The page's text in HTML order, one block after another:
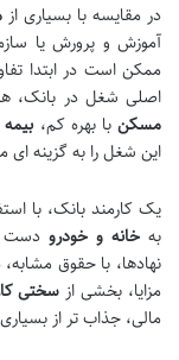
در مقایسه با بسیاری از
آموزش و پرورش یا
ممکن است در ابتدا
اصلی شغل در بانک،
مسکنبا بهره کم،
این شغل را به گزینه
یک کارمند بانک، با
بهخانه و خودرو دست
نهادها، با حقوق
مزایا، بخشی از سختی
مالی، جذاب تر از